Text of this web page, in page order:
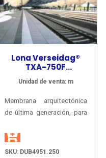
Lona Verseidag®
TXA-750F
Arquitectura Tipo I
PVDF
Unidad de venta: m
Membrana arquitectónica
de última generación, para
permanentes, resistente a
SKU: DUB4951.250